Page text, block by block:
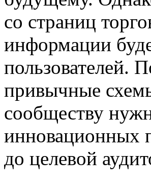
со страниц
информации
пользователей.
привычные
сообществу
инновационных
до целевой